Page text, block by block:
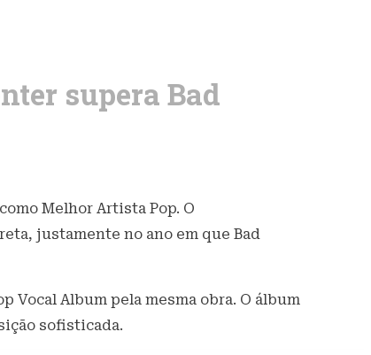
supera Bad
Melhor Artista Pop. O
justamente no ano em que Bad
Vocal Album pela mesma obra. O álbum
sofisticada.